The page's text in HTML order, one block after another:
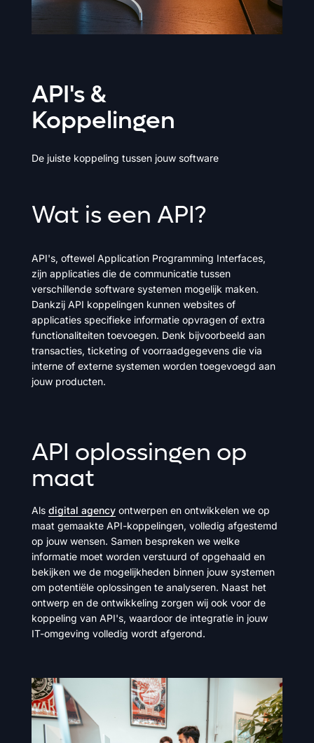
API's &
Koppelingen
De juiste koppeling tussen jouw software
Wat is een API?
API's, oftewel Application Programming Interfaces,
zijn applicaties die de communicatie tussen
verschillende software systemen mogelijk maken.
Dankzij API koppelingen kunnen websites of
applicaties specifieke informatie opvragen of extra
functionaliteiten toevoegen. Denk bijvoorbeeld aan
transacties, ticketing of voorraadgegevens die via
interne of externe systemen worden toegevoegd aan
jouw producten.
API oplossingen op
maat
Als digital agencyontwerpen en ontwikkelen we op
maat gemaakte API-koppelingen, volledig afgestemd
op jouw wensen. Samen bespreken we welke
informatie moet worden verstuurd of opgehaald en
bekijken we de mogelijkheden binnen jouw systemen
om potentiële oplossingen te analyseren. Naast het
ontwerp en de ontwikkeling zorgen wij ook voor de
koppeling van API's, waardoor de integratie in jouw
IT-omgeving volledig wordt afgerond.